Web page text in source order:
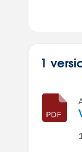
1